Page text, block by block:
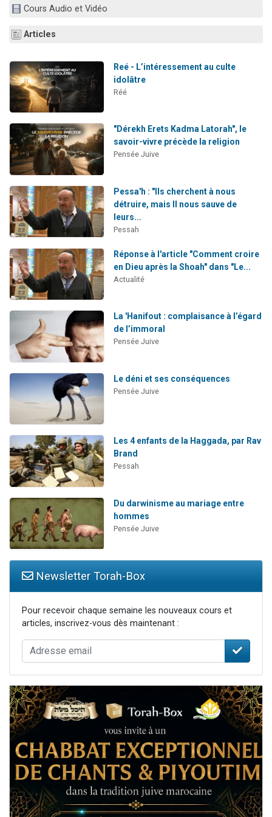
12 nouvelles musiques dans Torah-Box Music
Cours Audio et Vidéo
Articles
Reé - L’intéressement au culte
idolâtre
Réé
"Dérekh Erets Kadma Latorah", le
savoir-vivre précède la religion
Pensée Juive
Pessa'h : "Ils cherchent à nous
détruire, mais Il nous sauve de
leurs...
Pessah
Réponse à l'article "Comment croire
en Dieu après la Shoah" dans "Le...
Actualité
La 'Hanifout : complaisance à l’égard
de l’immoral
Pensée Juive
Le déni et ses conséquences
Pensée Juive
Les 4 enfants de la Haggada, par Rav
Brand
Pessah
Du darwinisme au mariage entre
hommes
Pensée Juive
Newsletter Torah-Box
Pour recevoir chaque semaine les nouveaux cours et
articles, inscrivez-vous dès maintenant :